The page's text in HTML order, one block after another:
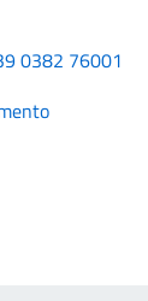
0382 76001